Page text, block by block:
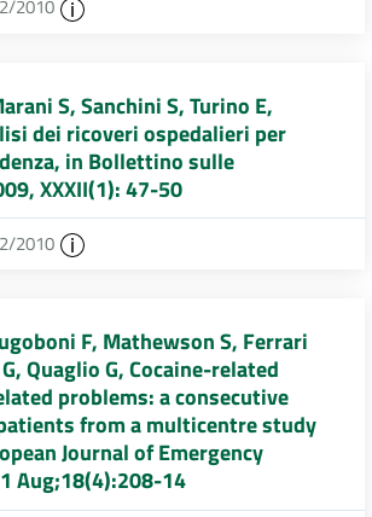
2010
S, Sanchini S, Turino E,
dei ricoveri ospedalieri per
in Bollettino sulle
XXXII(1): 47-50
2010
F, Mathewson S, Ferrari
Quaglio G, Cocaine-related
problems: a consecutive
from a multicentre study
Journal of Emergency
Aug;18(4):208-14